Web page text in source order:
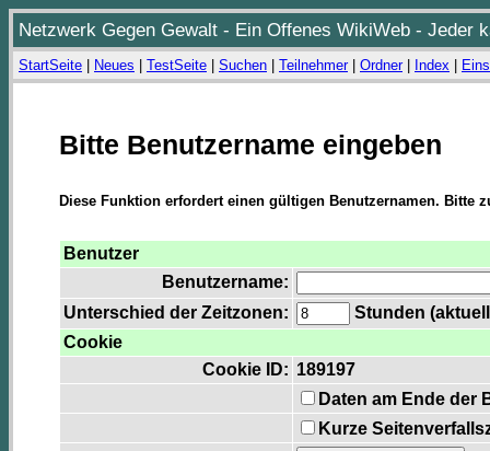
Netzwerk Gegen Gewalt - Ein Offenes WikiWeb - Jeder
StartSeite Neues TestSeite Suchen Teilnehmer| Ordner| Index
Bitte Benutzername eingeben
Diese Funktion erfordert einen gültigen Benutzernamen. Bitte
Benutzer
Benutzername:
Unterschied der Zeitzonen:
Stunden
Cookie
Cookie ID: 189197
Daten am Ende der
Kurze